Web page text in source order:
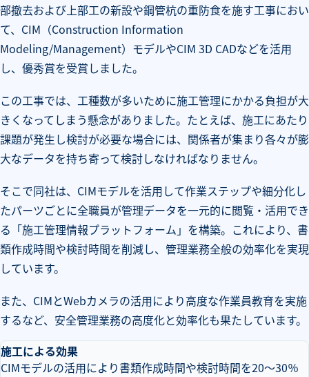
部撤去および上部工の新設や鋼管杭の重防食を施す工事におい
て、CIM（Construction Information
Modeling/Management）モデルやCIM 3D CADなどを活用
し、優秀賞を受賞しました。
この工事では、工種数が多いために施工管理にかかる負担が大
きくなってしまう懸念がありました。たとえば、施工にあたり
課題が発生し検討が必要な場合には、関係者が集まり各々が膨
大なデータを持ち寄って検討しなければなりません。
そこで同社は、CIMモデルを活用して作業ステップや細分化し
たパーツごとに全職員が管理データを一元的に閲覧・活用でき
る「施工管理情報プラットフォーム」を構築。これにより、書
類作成時間や検討時間を削減し、管理業務全般の効率化を実現
しています。
また、CIMとWebカメラの活用により高度な作業員教育を実施
するなど、安全管理業務の高度化と効率化も果たしています。
施工による効果
CIMモデルの活用により書類作成時間や検討時間を20～30％